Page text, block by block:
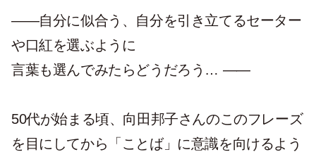
――自分に似合う、自分を引き立てるセーター
や口紅を選ぶように
言葉も選んでみたらどうだろう… ――
50代が始まる頃、向田邦子さんのこのフレーズ
を目にしてから「ことば」に意識を向けるよう